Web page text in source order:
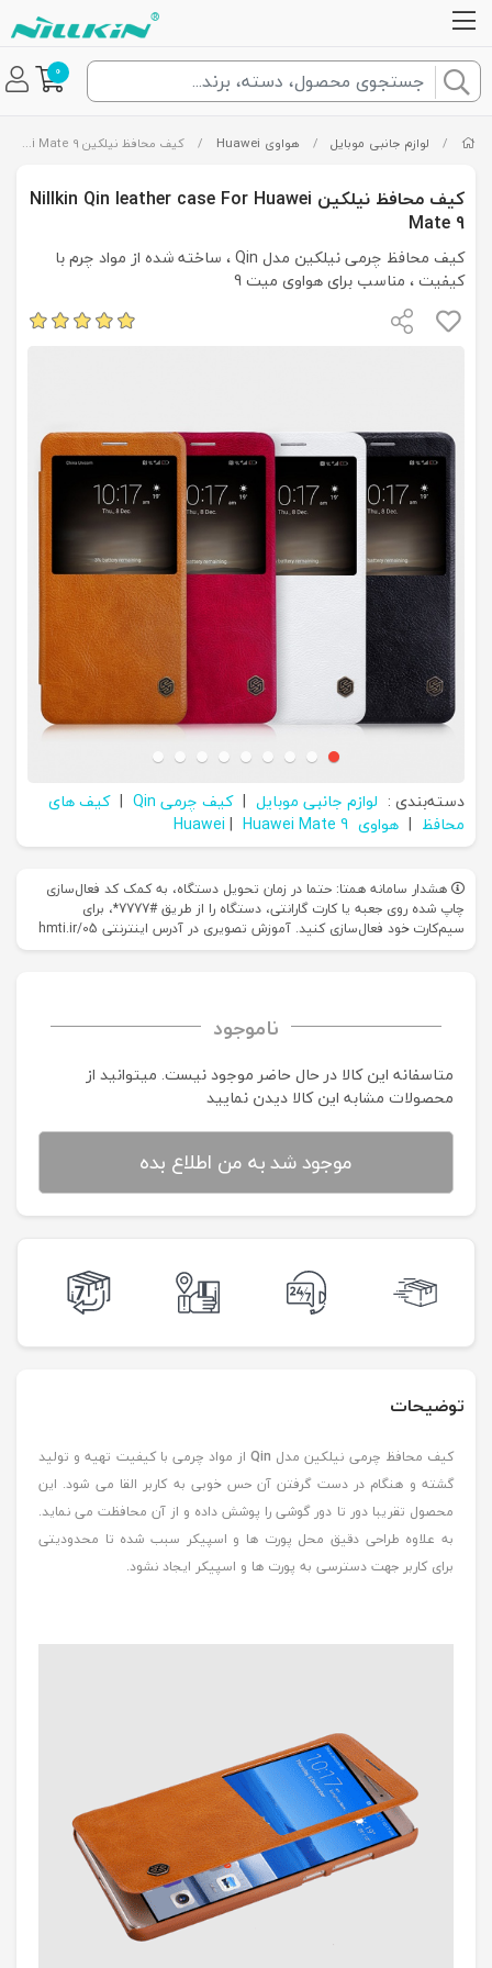
0
/ لوازم جانبی موبایل / هواوی Huawei / کیف محافظ نیلکین Nillkin Qin leather case For Huawei Mate 9
کیف محافظ نیلکین Nillkin Qin leather case For Huawei
Mate 9
کیف محافظ چرمی نیلکین مدل Qin ، ساخته شده از مواد چرم با
کیفیت ، مناسب برای هواوی میت 9
دسته‌بندی : لوازم جانبی موبایل | کیف چرمی Qin | کیف های
محافظ | هواوی Huawei | Huawei Mate 9
هشدار سامانه همتا: حتما در زمان تحویل دستگاه، به کمک کد فعال‌سازی
چاپ شده روی جعبه یا کارت گارانتی، دستگاه را از طریق #7777*، برای
سیم‌کارت خود فعال‌سازی کنید. آموزش تصویری در آدرس اینترنتی hmti.ir/05
ناموجود
متاسفانه این کالا در حال حاضر موجود نیست. می‍توانید از
محصولات مشابه این کالا دیدن نمایید
موجود شد به من اطلاع بده
توضیحات
کیف محافظ چرمی نیلکین مدل Qin از مواد چرمی با کیفیت تهیه و تولید
گشته و هنگام در دست گرفتن آن حس خوبی به کاربر القا می شود. این
محصول تقریبا دور تا دور گوشی را پوشش داده و از آن محافظت می نماید.
به علاوه طراحی دقیق محل پورت ها و اسپیکر سبب شده تا محدودیتی
برای کاربر جهت دسترسی به پورت ها و اسپیکر ایجاد نشود.